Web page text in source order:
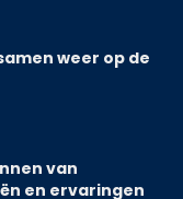
weer op de
van
en ervaringen